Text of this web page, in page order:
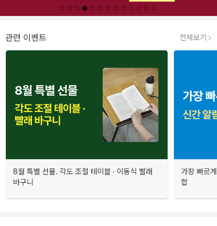
관련 이벤트 전체보기
8월 특별 선물. 각도 조절 테이블 · 이동식 빨래
바구니
가장 빠르
합